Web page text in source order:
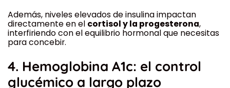
Además, niveles elevados de insulina impactan
directamente en el cortisol y la progesterona,
interfiriendo con el equilibrio hormonal que necesitas
para concebir.
4. Hemoglobina A1c: el control
glucémico a largo plazo